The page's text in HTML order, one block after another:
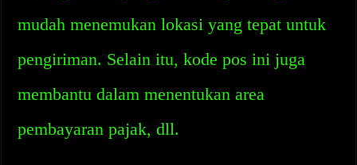
mudah menemukan lokasi yang tepat untuk
pengiriman. Selain itu, kode pos ini juga
membantu dalam menentukan area
pembayaran pajak, dll.